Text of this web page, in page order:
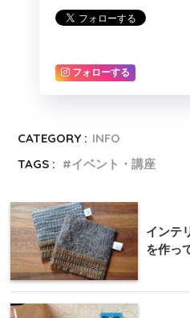
フォローする
CATEGORY : INFO
TAGS :
イベント・講座
インテ
を作っ